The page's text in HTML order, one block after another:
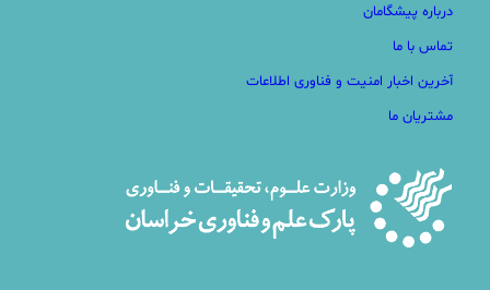
درباره پیشگامان
تماس با ما
آخرین اخبار امنیت و فناوری اطلاعات
مشتریان ما